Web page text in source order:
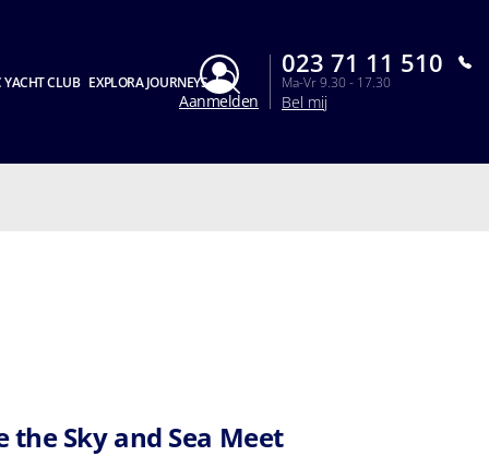
YACHT CLUB EXPLORA JOURNEYS
Aanmelden
023 71 11 510
Ma-Vr 9.30 - 17.30
Bel mij
the Sky and Sea Meet